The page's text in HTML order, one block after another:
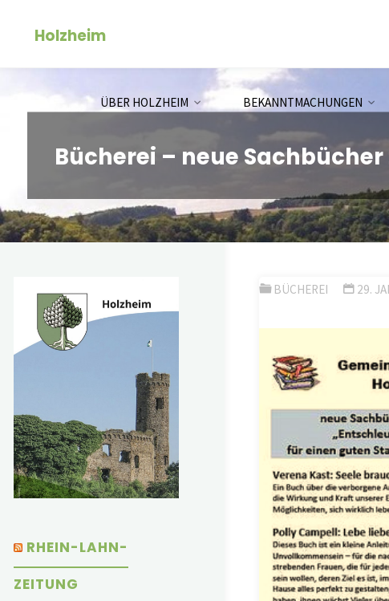
Holzheim
ÜBER HOLZHEIM BEKANNTMACHUNGEN
Bücherei – neue
BÜCHEREI 29.
RHEIN-LAHN-
ZEITUNG